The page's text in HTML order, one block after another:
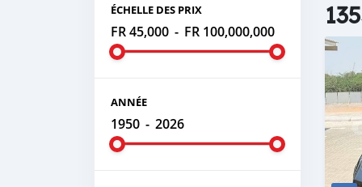
ÉCHELLE DES PRIX
FR 45,000 - FR 100,000,000
ANNÉE
1950 - 2026